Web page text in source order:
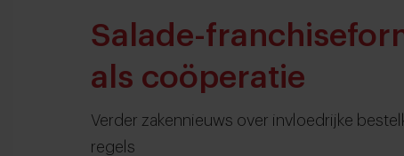
Salade-
als coöperatie
Verder zakennieuws over invloedrijke
regels